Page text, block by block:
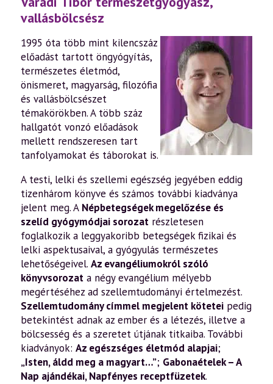
vallásbölcsész
1995 óta több mint kilencszáz
előadást tartott öngyógyítás,
természetes életmód,
önismeret, magyarság, filozófia
és vallásbölcsészet
témakörökben. A több száz
hallgatót vonzó előadások
mellett rendszeresen tart
tanfolyamokat és táborokat is.
A testi, lelki és szellemi egészség jegyében eddig
tizenhárom könyve és számos további kiadványa
jelent meg. A Népbetegségek megelőzése és
szelíd gyógymódjai sorozat részletesen
foglalkozik a leggyakoribb betegségek fizikai és
lelki aspektusaival, a gyógyulás természetes
lehetőségeivel. Az evangéliumokról szóló
könyvsorozat a négy evangélium mélyebb
megértéséhez ad szellemtudományi értelmezést.
Szellemtudomány címmel megjelent kötetei pedig
betekintést adnak az ember és a létezés, illetve a
bölcsesség és a szeretet útjának titkaiba. További
kiadványok: Az egészséges életmód alapjai;
„Isten, áldd meg a magyart…”; Gabonaételek – A
Nap ajándékai,Napfényes receptfüzetek.